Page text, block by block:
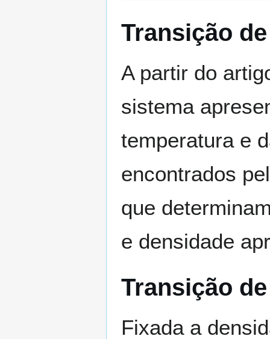
Transição
A partir do
sistema
temperatura e
encontrados
que
e densidade
Transição
Fixada a